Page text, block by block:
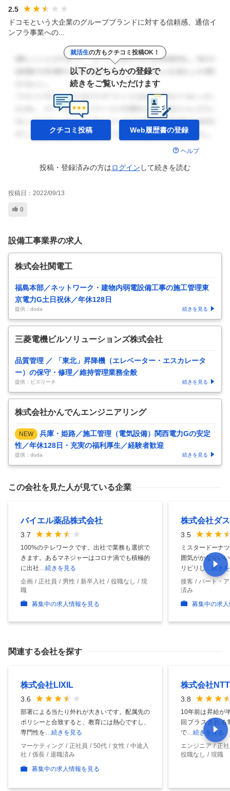
2.5
ドコモという大企業のグループブランドに対する信頼感、通信イ
ンフラ事業への...
就活生の方もクチコミ投稿OK！
以下のどちらかの登録で
続きをご覧いただけます
クチコミ投稿 Web履歴書の登録
ヘルプ
投稿・登録済みの方はログイン して続きを読む
投稿日： 2022/09/13
0
設備工事業界の求人
株式会社関電工
福島本部／ネットワーク・建物内弱電設備工事の施工管理東
京電力G土日祝休／年休128日
提供：doda 続きを見る
三菱電機ビルソリューションズ株式会社
品質管理 ／ 「東北」昇降機（エレベーター・エスカレータ
ー）の保守・修理／維持管理業務全般
提供：ビズリーチ 続きを見る
株式会社かんでんエンジニアリング
NEW
兵庫・姫路／施工管理（電気設備）関西電力Gの安定
性／年休128日・充実の福利厚生／経験者歓迎
提供：doda 続きを見る
この会社を見た人が見ている企業
バイエル薬品株式会社
3.7
100%のテレワークです。出社で業務も選択で
きます。あるマネジャーはコロナ渦でも積極的
に出社…続きを見る
企画
正社員 男性 新卒入社 役職なし
現
職
募集中の求人情報を見る
株式会社ダ
3.5
ミスタードーナ
囲気がかなりい
リピリし …続き
接客
パート・
済み
募集中の求
関連する会社を探す
株式会社LIXIL
3.6
部署による当たり外れが大きいです。配属先の
ポリシーと合致すると、教育には熱心ですし、
専門性を …続きを見る
マーケティング
正社員 50代 女性
中途入
社
係長
退職済み
募集中の求人情報を見る
株式会社
3.8
10年前は昇給が
回プラスされる
で …続きを見る
エンジニア
正
役職なし
現職